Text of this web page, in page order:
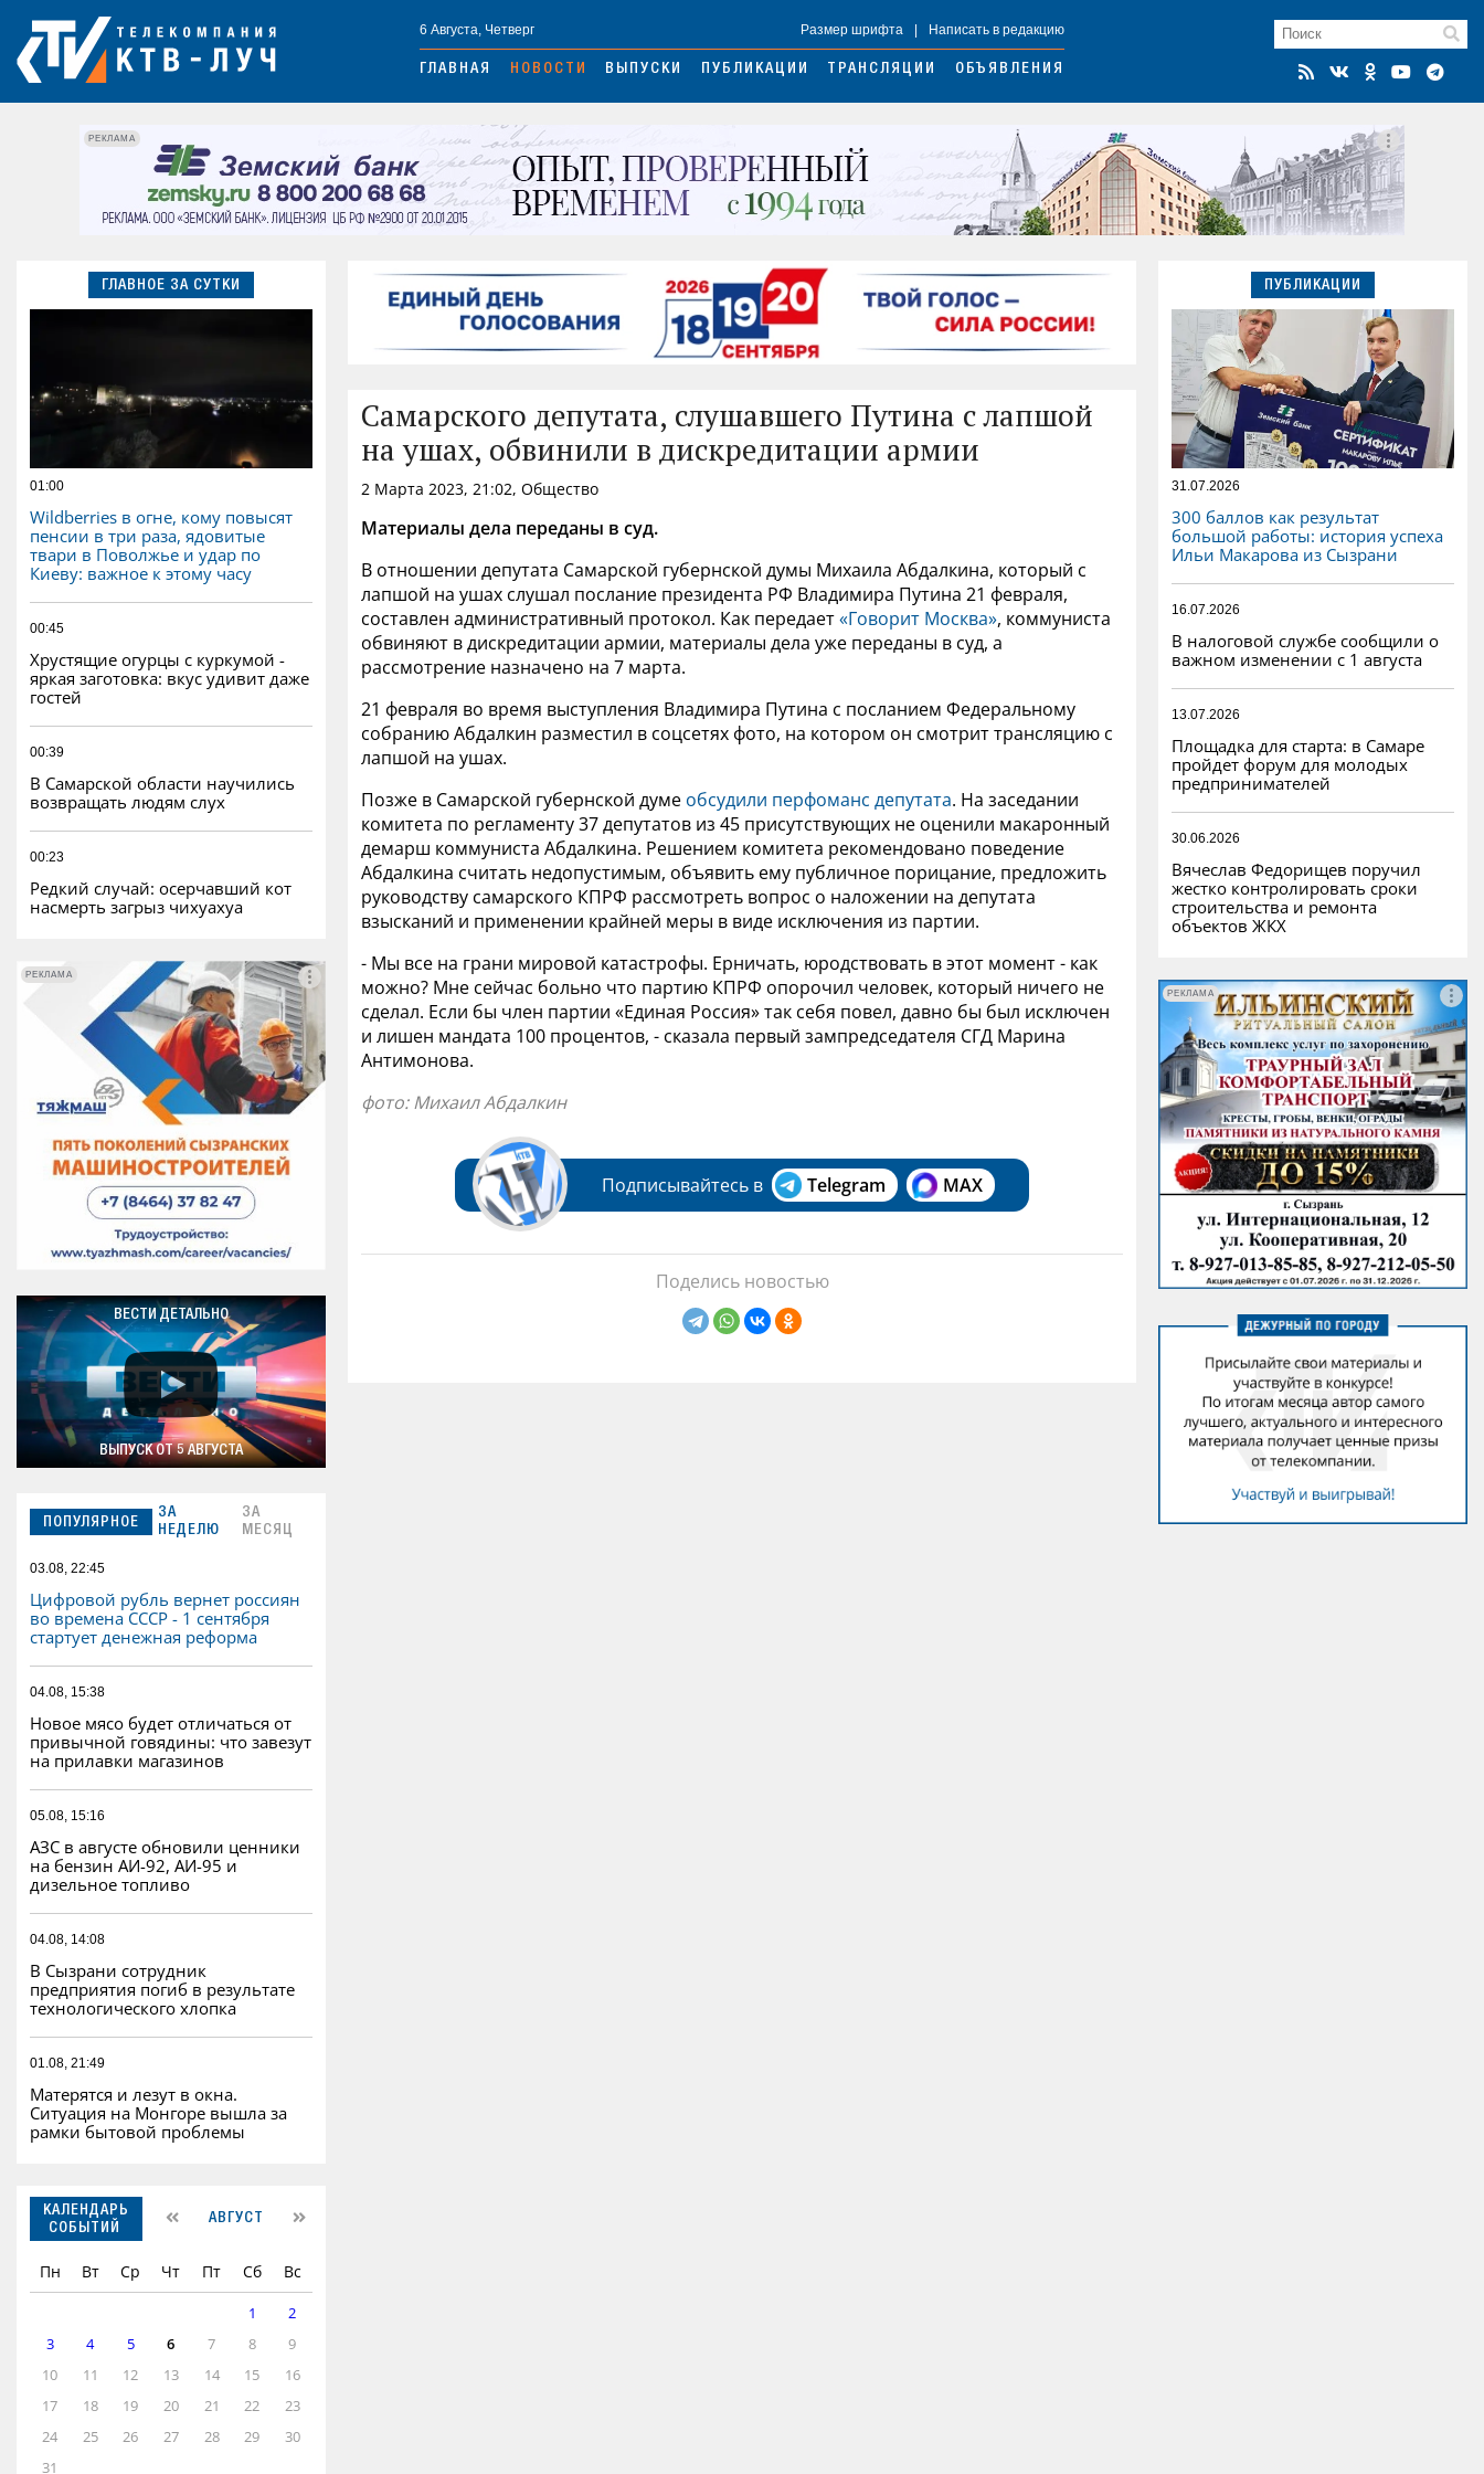
6 Августа, Четверг Размер шрифта Написать в редакцию
ГЛАВНАЯ НОВОСТИ ВЫПУСКИ ПУБЛИКАЦИИ ТРАНСЛЯЦИИ ОБЪЯВЛЕНИЯ
РЕКЛАМА
ГЛАВНОЕ ЗА СУТКИ
01:00
Wildberries в огне, кому повысят
пенсии в три раза, ядовитые
твари в Поволжье и удар по
Киеву: важное к этому часу
00:45
Хрустящие огурцы с куркумой -
яркая заготовка: вкус удивит даже
гостей
00:39
В Самарской области научились
возвращать людям слух
00:23
Редкий случай: осерчавший кот
насмерть загрыз чихуахуа
РЕКЛАМА РЕКЛАМА
ВЕСТИ ДЕТАЛЬНО
ВЫПУСК ОТ 5 АВГУСТА
ПОПУЛЯРНОЕ
ЗА
НЕДЕЛЮ
ЗА
МЕСЯЦ
03.08, 22:45
Цифровой рубль вернет россиян
во времена СССР - 1 сентября
стартует денежная реформа
04.08, 15:38
Новое мясо будет отличаться от
привычной говядины: что завезут
на прилавки магазинов
05.08, 15:16
АЗС в августе обновили ценники
на бензин АИ-92, АИ-95 и
дизельное топливо
04.08, 14:08
В Сызрани сотрудник
предприятия погиб в результате
технологического хлопка
01.08, 21:49
Матерятся и лезут в окна.
Ситуация на Монгоре вышла за
рамки бытовой проблемы
КАЛЕНДАРЬ
СОБЫТИЙ
АВГУСТ
Пн Вт Ср Чт Пт Сб Вс
1
2
3
4 5 6 7 8
9
10
11 12 13 14 15
16
17
18 19 20 21 22
23
24
25 26 27 28 29
30
31
Самарского депутата, слушавшего Путина с лапшой
на ушах, обвинили в дискредитации армии
2 Марта 2023, 21:02, Общество
Материалы дела переданы в суд.
В отношении депутата Самарской губернской думы Михаила Абдалкина, который с
лапшой на ушах слушал послание президента РФ Владимира Путина 21 февраля,
составлен административный протокол. Как передает«Говорит Москва», коммуниста
обвиняют в дискредитации армии, материалы дела уже переданы в суд, а
рассмотрение назначено на 7 марта.
21 февраля во время выступления Владимира Путина с посланием Федеральному
собранию Абдалкин разместил в соцсетях фото, на котором он смотрит трансляцию с
лапшой на ушах.
Позже в Самарской губернской думе обсудили перфоманс депутата. На заседании
комитета по регламенту 37 депутатов из 45 присутствующих не оценили макаронный
демарш коммуниста Абдалкина. Решением комитета рекомендовано поведение
Абдалкина считать недопустимым, объявить ему публичное порицание, предложить
руководству самарского КПРФ рассмотреть вопрос о наложении на депутата
взысканий и применении крайней меры в виде исключения из партии.
- Мы все на грани мировой катастрофы. Ерничать, юродствовать в этот момент - как
можно? Мне сейчас больно что партию КПРФ опорочил человек, который ничего не
сделал. Если бы член партии «Единая Россия» так себя повел, давно бы был исключен
и лишен мандата 100 процентов, - сказала первый зампредседателя СГД Марина
Антимонова.
фото: Михаил Абдалкин
Подписывайтесь в Telegram MAX
Поделись новостью
ПУБЛИКАЦИИ
31.07.2026
300 баллов как результат
большой работы: история успеха
Ильи Макарова из Сызрани
16.07.2026
В налоговой службе сообщили о
важном изменении с 1 августа
13.07.2026
Площадка для старта: в Самаре
пройдет форум для молодых
предпринимателей
30.06.2026
Вячеслав Федорищев поручил
жестко контролировать сроки
строительства и ремонта
объектов ЖКХ
РЕКЛАМА